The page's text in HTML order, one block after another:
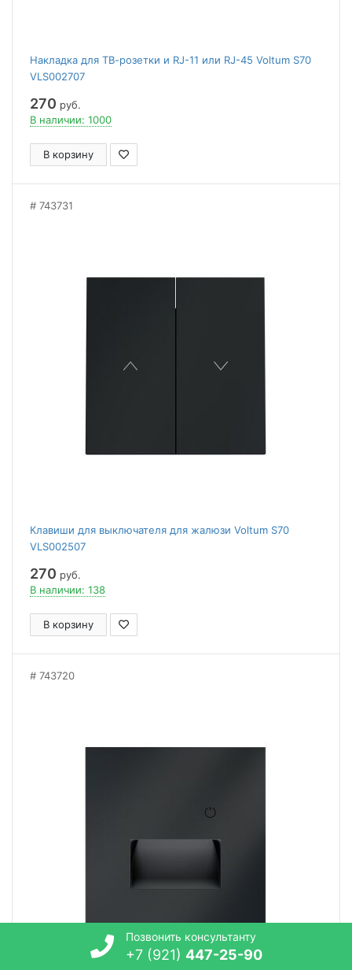
Накладка для ТВ-розетки и RJ-11 или RJ-45 Voltum S70
VLS002707
270 руб.
В наличии: 1000
В корзину
743731
Клавиши для выключателя для жалюзи Voltum S70
VLS002507
270 руб.
В наличии: 138
В корзину
743720
Позвонить консультанту
+7 (921) 447-25-90